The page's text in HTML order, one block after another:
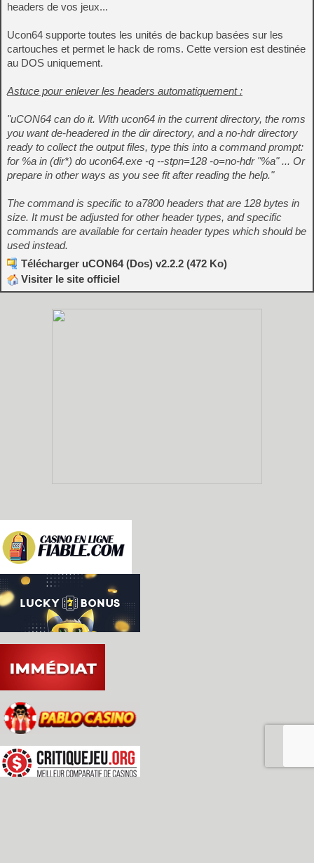
headers de vos jeux...
Ucon64 supporte toutes les unités de backup basées sur les
cartouches et permet le hack de roms. Cette version est destinée
au DOS uniquement.
Astuce pour enlever les headers automatiquement :
"uCON64 can do it. With ucon64 in the current directory, the roms
you want de-headered in the dir directory, and a no-hdr directory
ready to collect the output files, type this into a command prompt:
for %a in (dir*) do ucon64.exe -q --stpn=128 -o=no-hdr "%a" ... Or
prepare in other ways as you see fit after reading the help."
The command is specific to a7800 headers that are 128 bytes in
size. It must be adjusted for other header types, and specific
commands are available for certain header types which should be
used instead.
Télécharger uCON64 (Dos) v2.2.2 (472 Ko)
Visiter le site officiel